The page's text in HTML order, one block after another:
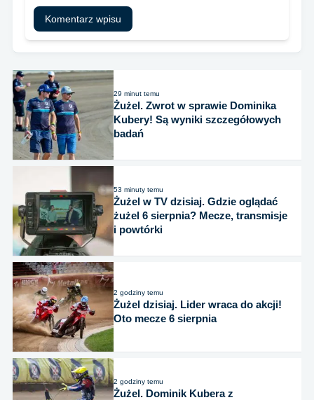
29 minut temu
Żużel. Zwrot w sprawie Dominika
Kubery! Są wyniki szczegółowych
badań
53 minuty temu
Żużel w TV dzisiaj. Gdzie oglądać
żużel 6 sierpnia? Mecze, transmisje
i powtórki
2 godziny temu
Żużel dzisiaj. Lider wraca do akcji!
Oto mecze 6 sierpnia
2 godziny temu
Żużel. Dominik Kubera z